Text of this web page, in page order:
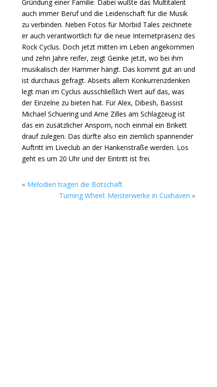
Gründung einer Familie. Dabei wußte das Multitalent
auch immer Beruf und die Leidenschaft für die Musik
zu verbinden. Neben Fotos für Morbid Tales zeichnete
er auch verantwortlich für die neue Internetpräsenz des
Rock Cyclus. Doch jetzt mitten im Leben angekommen
und zehn Jahre reifer, zeigt Geinke jetzt, wo bei ihm
musikalisch der Hammer hängt. Das kommt gut an und
ist durchaus gefragt. Abseits allem Konkurrenzdenken
legt man im Cyclus ausschließlich Wert auf das, was
der Einzelne zu bieten hat. Für Alex, Dibesh, Bassist
Michael Schuering und Arne Zilles am Schlagzeug ist
das ein zusätzlicher Ansporn, noch einmal ein Brikett
drauf zulegen. Das dürfte also ein ziemlich spannender
Auftritt im Liveclub an der Hankenstraße werden. Los
geht es um 20 Uhr und der Eintritt ist frei.
« Melodien tragen die Botschaft
Turning Wheel: Meisterwerke in Cuxhaven »